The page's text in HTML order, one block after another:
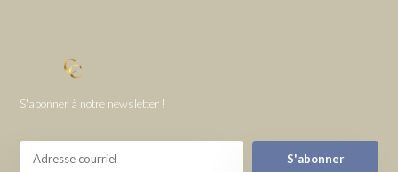
S'abonner à notre newsletter !
S'abonner